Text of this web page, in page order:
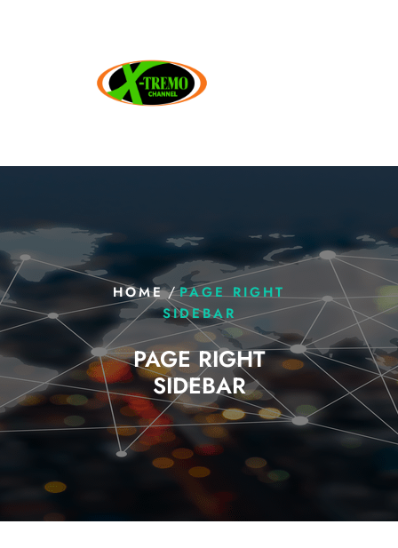
HOME/PAGE RIGHT
SIDEBAR
PAGE RIGHT
SIDEBAR